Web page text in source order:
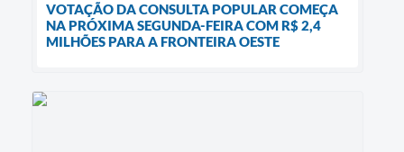
VOTAÇÃO DA CONSULTA POPULAR COMEÇA
NA PRÓXIMA SEGUNDA-FEIRA COM R$ 2,4
MILHÕES PARA A FRONTEIRA OESTE